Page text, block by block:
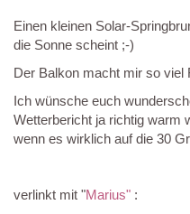
Einen kleinen Solar-
die Sonne scheint ;-)
Der Balkon macht mir so viel
Ich wünsche euch
Wetterbericht ja richtig warm
wenn es wirklich auf die 30
verlinkt mit "Marius" :